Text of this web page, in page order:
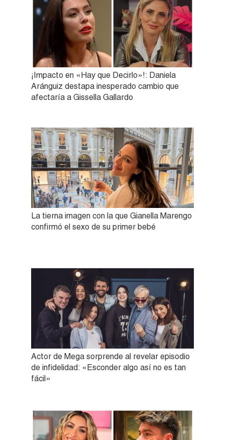
¡Impacto en «Hay que Decirlo»!: Daniela
Aránguiz destapa inesperado cambio que
afectaría a Gissella Gallardo
La tierna imagen con la que Gianella Marengo
confirmó el sexo de su primer bebé
Actor de Mega sorprende al revelar episodio
de infidelidad: «Esconder algo así no es tan
fácil»